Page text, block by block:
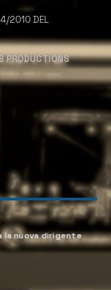
2010 DEL
PRODUCTIONS
la nuova dirigente